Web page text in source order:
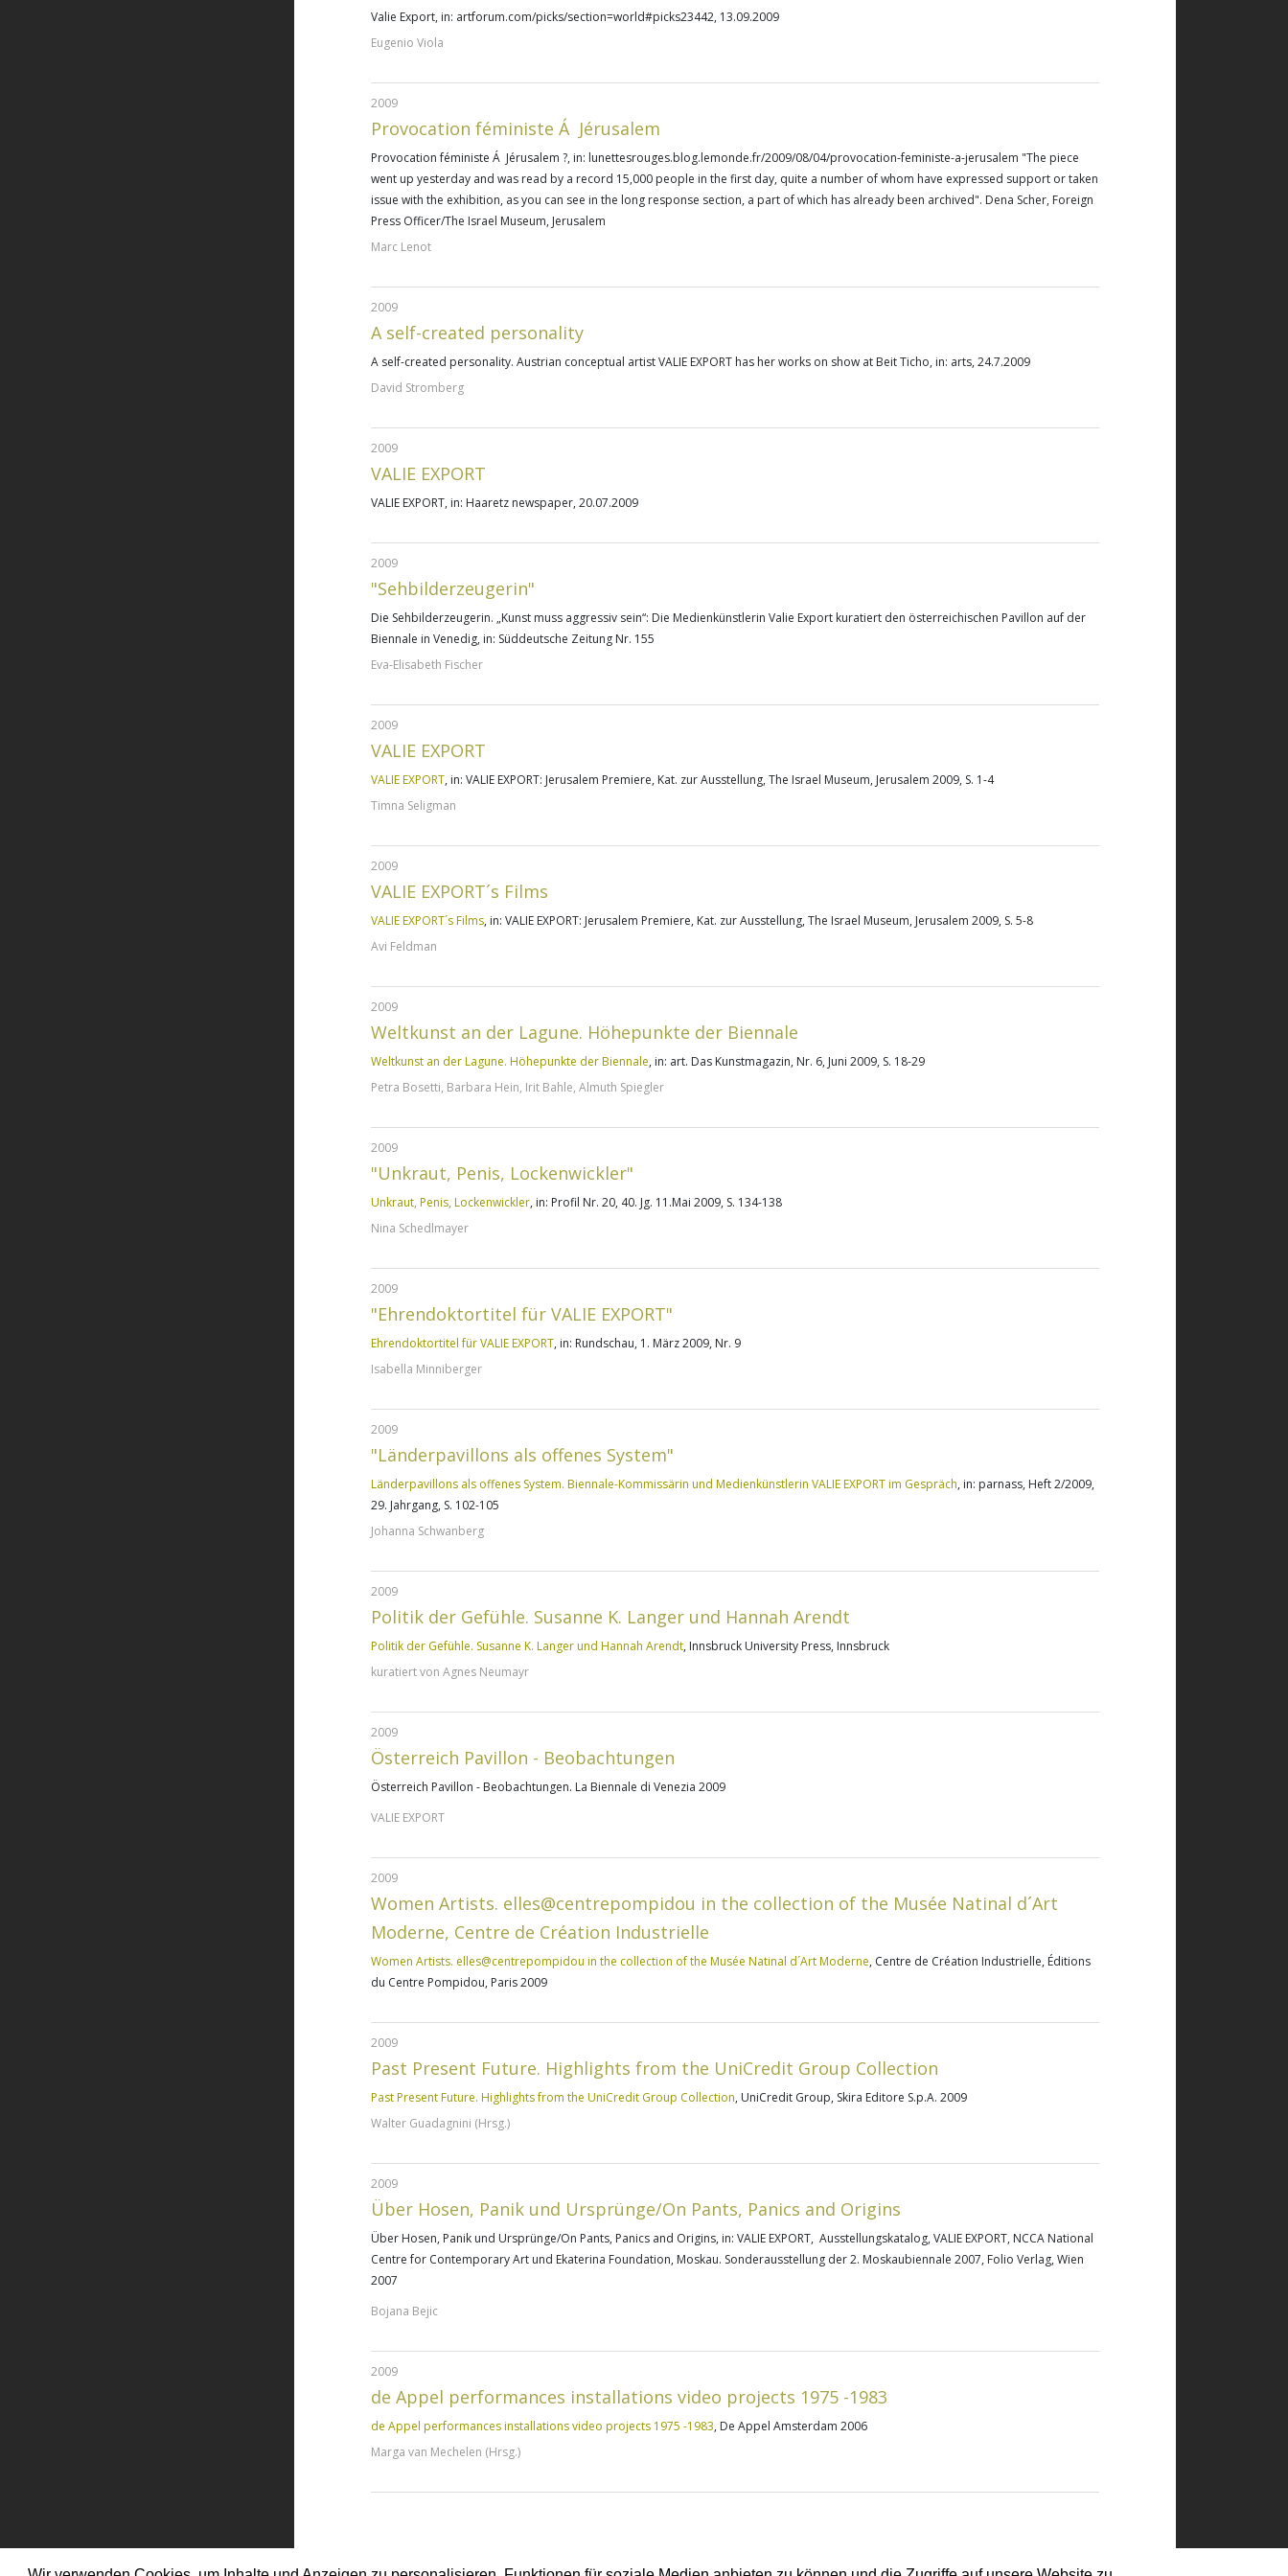
Valie Export, in: artforum.com/picks/section=world#picks23442, 13.09.2009
Eugenio Viola
2009
Provocation féministe Á Jérusalem
Provocation féministe Á Jérusalem ?, in: lunettesrouges.blog.lemonde.fr/2009/08/04/provocation-feministe-a-jerusalem "The piece
went up yesterday and was read by a record 15,000 people in the first day, quite a number of whom have expressed support or taken
issue with the exhibition, as you can see in the long response section, a part of which has already been archived". Dena Scher, Foreign
Press Officer/The Israel Museum, Jerusalem
Marc Lenot
2009
A self-created personality
A self-created personality. Austrian conceptual artist VALIE EXPORT has her works on show at Beit Ticho, in: arts, 24.7.2009
David Stromberg
2009
VALIE EXPORT
VALIE EXPORT, in: Haaretz newspaper, 20.07.2009
2009
"Sehbilderzeugerin"
Die Sehbilderzeugerin. „Kunst muss aggressiv sein“: Die Medienkünstlerin Valie Export kuratiert den österreichischen Pavillon auf der
Biennale in Venedig, in: Süddeutsche Zeitung Nr. 155
Eva-Elisabeth Fischer
2009
VALIE EXPORT
VALIE EXPORT, in: VALIE EXPORT: Jerusalem Premiere, Kat. zur Ausstellung, The Israel Museum, Jerusalem 2009, S. 1-4
Timna Seligman
2009
VALIE EXPORT´s Films
VALIE EXPORT´s Films, in: VALIE EXPORT: Jerusalem Premiere, Kat. zur Ausstellung, The Israel Museum, Jerusalem 2009, S. 5-8
Avi Feldman
2009
Weltkunst an der Lagune. Höhepunkte der Biennale
Weltkunst an der Lagune. Höhepunkte der Biennale, in: art. Das Kunstmagazin, Nr. 6, Juni 2009, S. 18-29
Petra Bosetti, Barbara Hein, Irit Bahle, Almuth Spiegler
2009
"Unkraut, Penis, Lockenwickler"
Unkraut, Penis, Lockenwickler, in: Profil Nr. 20, 40. Jg. 11.Mai 2009, S. 134-138
Nina Schedlmayer
2009
"Ehrendoktortitel für VALIE EXPORT"
Ehrendoktortitel für VALIE EXPORT, in: Rundschau, 1. März 2009, Nr. 9
Isabella Minniberger
2009
"Länderpavillons als offenes System"
Länderpavillons als offenes System. Biennale-Kommissärin und Medienkünstlerin VALIE EXPORT im Gespräch, in: parnass, Heft 2/2009,
29. Jahrgang, S. 102-105
Johanna Schwanberg
2009
Politik der Gefühle. Susanne K. Langer und Hannah Arendt
Politik der Gefühle. Susanne K. Langer und Hannah Arendt, Innsbruck University Press, Innsbruck
kuratiert von Agnes Neumayr
2009
Österreich Pavillon - Beobachtungen
Österreich Pavillon - Beobachtungen. La Biennale di Venezia 2009
VALIE EXPORT
2009
Women Artists. elles@centrepompidou in the collection of the Musée Natinal d´Art
Moderne, Centre de Création Industrielle
Women Artists. elles@centrepompidou in the collection of the Musée Natinal d´Art Moderne, Centre de Création Industrielle, Éditions
du Centre Pompidou, Paris 2009
2009
Past Present Future. Highlights from the UniCredit Group Collection
Past Present Future. Highlights from the UniCredit Group Collection, UniCredit Group, Skira Editore S.p.A. 2009
Walter Guadagnini (Hrsg.)
2009
Über Hosen, Panik und Ursprünge/On Pants, Panics and Origins
Über Hosen, Panik und Ursprünge/On Pants, Panics and Origins, in: VALIE EXPORT, Ausstellungskatalog, VALIE EXPORT, NCCA National
Centre for Contemporary Art und Ekaterina Foundation, Moskau. Sonderausstellung der 2. Moskaubiennale 2007, Folio Verlag, Wien
2007
Bojana Bejic
2009
de Appel performances installations video projects 1975 -1983
de Appel performances installations video projects 1975 -1983, De Appel Amsterdam 2006
Marga van Mechelen (Hrsg.)